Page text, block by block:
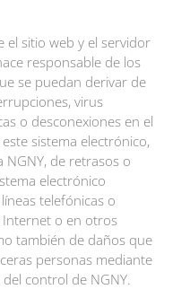
el sitio web y el servidor
responsable de los
se puedan derivar de
virus
o desconexiones en el
sistema electrónico,
NGNY, de retrasos o
electrónico
telefónicas o
Internet o en otros
también de daños que
personas mediante
control de NGNY.